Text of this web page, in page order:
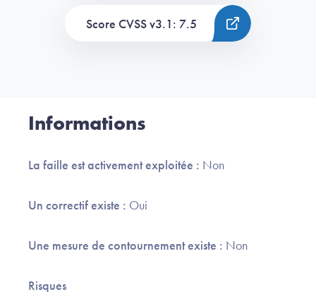
Score CVSS v3.1: 7.5
Informations
La faille est activement exploitée : Non
Un correctif existe : Oui
Une mesure de contournement existe : Non
Risques